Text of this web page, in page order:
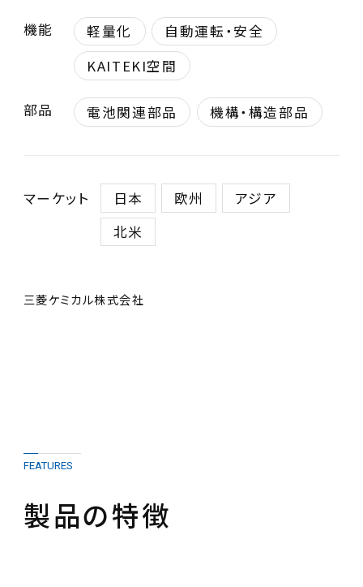
機能 軽量化
自動運転・安全
KAITEKI空間
部品 電池関連部品 機構・構造部品
マーケット 日本 欧州
アジア
北米
三菱ケミカル株式会社
FEATURES
製品の特徴